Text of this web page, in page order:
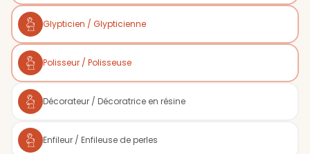
Glypticien / Glypticienne
Polisseur / Polisseuse
Décorateur / Décoratrice en résine
Enfileur / Enfileuse de perles